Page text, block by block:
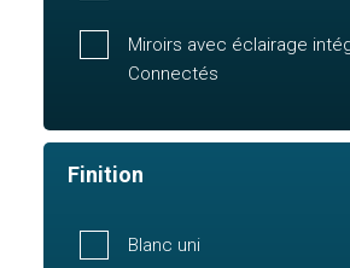
Miroirs avec éclairage
Connectés
Finition
Blanc uni